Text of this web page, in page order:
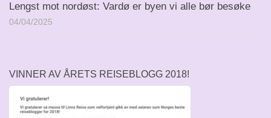
Lengst mot nordøst: Vardø er byen vi alle bør besøke
04/04/2025
VINNER AV ÅRETS REISEBLOGG 2018!